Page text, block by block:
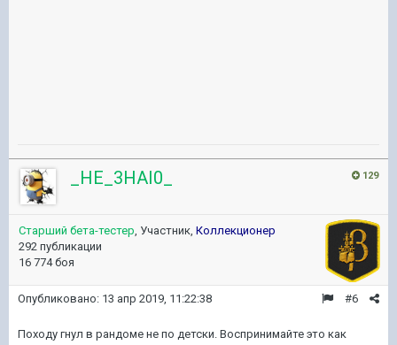
129
_HE_3HAI0_
Старший бета-тестер , Участник, Коллекционер
292 публикации
16 774 боя
#6
Опубликовано: 13 апр 2019, 11:22:38
Походу гнул в рандоме не по детски. Воспринимайте это как